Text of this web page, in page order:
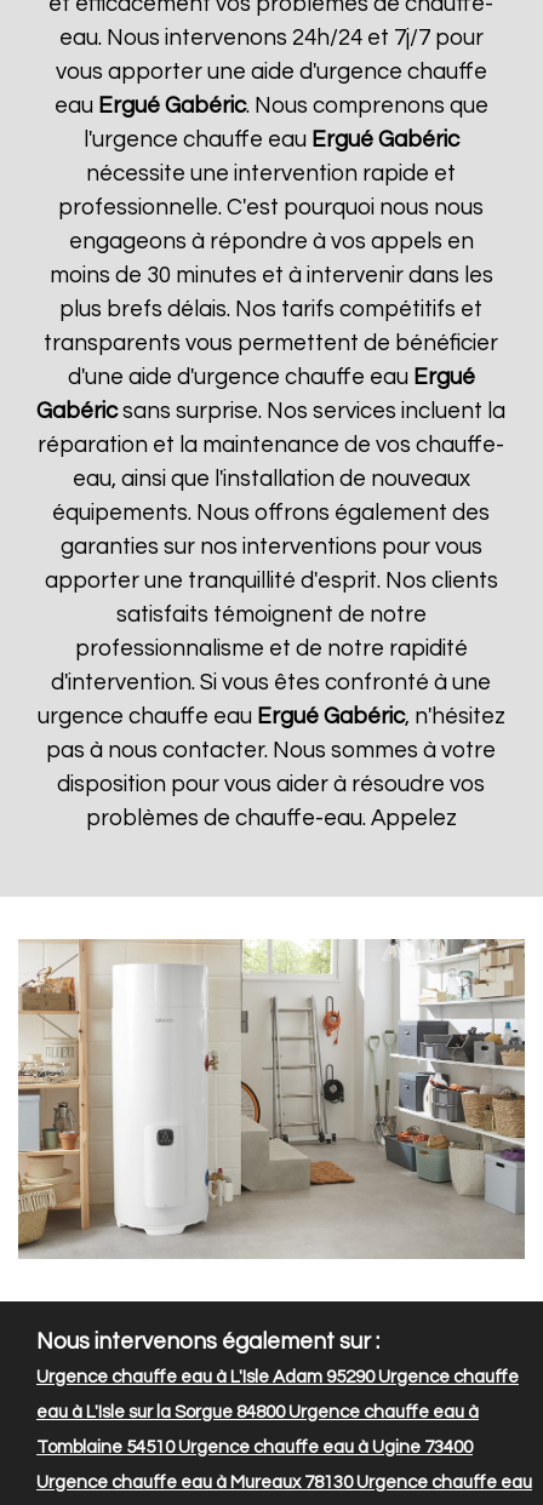
eau. Nous intervenons 24h/24 et 7j/7 pour
vous apporter une aide d'urgence chauffe
eau Ergué Gabéric. Nous comprenons que
l'urgence chauffe eau Ergué Gabéric
nécessite une intervention rapide et
professionnelle. C'est pourquoi nous nous
engageons à répondre à vos appels en
moins de 30 minutes et à intervenir dans les
plus brefs délais. Nos tarifs compétitifs et
transparents vous permettent de bénéficier
d'une aide d'urgence chauffe eau Ergué
Gabéricsans surprise. Nos services incluent la
réparation et la maintenance de vos chauffe-
eau, ainsi que l'installation de nouveaux
équipements. Nous offrons également des
garanties sur nos interventions pour vous
apporter une tranquillité d'esprit. Nos clients
satisfaits témoignent de notre
professionnalisme et de notre rapidité
d'intervention. Si vous êtes confronté à une
urgence chauffe eau Ergué Gabéric, n'hésitez
pas à nous contacter. Nous sommes à votre
disposition pour vous aider à résoudre vos
problèmes de chauffe-eau. Appelez
Nous intervenons également sur :
Urgence chauffe eau à L'Isle Adam 95290Urgence chauffe
eau à L'Isle sur la Sorgue 84800Urgence chauffe eau à
Tomblaine 54510Urgence chauffe eau à Ugine 73400
Urgence chauffe eau à Mureaux 78130Urgence chauffe eau